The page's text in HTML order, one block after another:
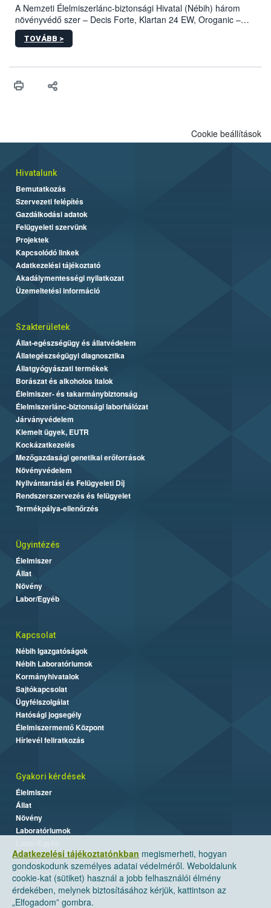
A Nemzeti Élelmiszerlánc-biztonsági Hivatal (Nébih) három
növényvédő szer – Decis Forte, Klartan 24 EW, Oroganic –
engedélyokiratát módosította, így azok a szüretet követően,
egészen a vesszőérettség (BBCH 91) stádiumáig
érésű szőlőkben is legyen lehetőség a károsító elleni további
felhasználók számára is elérhető és ökológiai termesztésben is
TOVÁBB >
Adatkezelési tájékoztatónkban megismerheti, hogyan
gondoskodunk személyes adatai védelméről. Weboldalunk
cookie-kat (sütiket) használ a jobb felhasználói élmény
érdekében, melynek biztosításához kérjük, kattintson az
„Elfogadom” gombra.
Cookie beállítások
Hivatalunk
Bemutatkozás
Szervezeti felépítés
Gazdálkodási adatok
Felügyeleti szervünk
Projektek
Kapcsolódó linkek
Adatkezelési tájékoztató
Akadálymentességi nyilatkozat
Üzemeltetési információ
Szakterületek
Állat-egészségügy és állatvédelem
Állategészségügyi diagnosztika
Állatgyógyászati termékek
Borászat és alkoholos italok
Élelmiszer- és takarmánybiztonság
Élelmiszerlánc-biztonsági laborhálózat
Járványvédelem
Kiemelt ügyek, EUTR
Kockázatkezelés
Mezőgazdasági genetikai erőforrások
Növényvédelem
Nyilvántartási és Felügyeleti Díj
Rendszerszervezés és felügyelet
Termékpálya-ellenőrzés
Ügyintézés
Élelmiszer
Állat
Növény
Labor/Egyéb
Kapcsolat
Nébih Igazgatóságok
Nébih Laboratóriumok
Kormányhivatalok
Sajtókapcsolat
Ügyfélszolgálat
Hatósági jogsegély
Élelmiszermentő Központ
Hírlevél feliratkozás
Gyakori kérdések
Élelmiszer
Állat
Növény
Laboratóriumok